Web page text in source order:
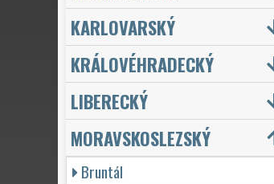
KARLOVARSKÝ
KRÁLOVÉHRADECKÝ
LIBERECKÝ
MORAVSKOSLEZSKÝ
Bruntál